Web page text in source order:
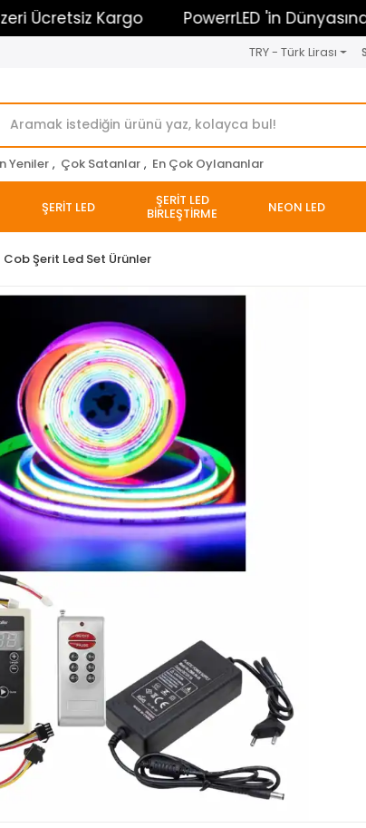
Kargo PowerrLED 'in Dünyasına
TRY - Türk Lirası
Yeniler , Çok Satanlar , En Çok Oylananlar
ŞERİT LED ŞERİT LED
BİRLEŞTİRME NEON LED
Cob Şerit Led Set Ürünler